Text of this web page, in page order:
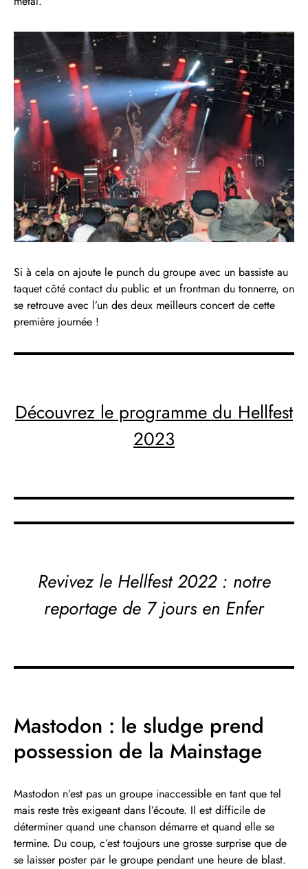
Si à cela on ajoute le punch du groupe avec un bassiste au
taquet côté contact du public et un frontman du tonnerre, on
se retrouve avec l’un des deux meilleurs concert de cette
première journée !
Découvrez le programme du Hellfest
2023
Revivez le Hellfest 2022 : notre
reportage de 7 jours en Enfer
Mastodon : le sludge prend
possession de la Mainstage
Mastodon n’est pas un groupe inaccessible en tant que tel
mais reste très exigeant dans l’écoute. Il est difficile de
déterminer quand une chanson démarre et quand elle se
termine. Du coup, c’est toujours une grosse surprise que de
se laisser poster par le groupe pendant une heure de blast.